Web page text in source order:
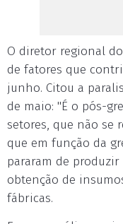
O diretor regional
de fatores que
junho. Citou a
de maio: "É o pós-
setores, que não se
que em função da
pararam de
obtenção de
fábricas.